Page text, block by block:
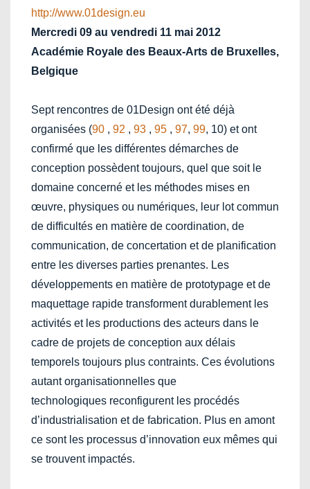
http://www.01design.eu
Mercredi 09 au vendredi 11 mai 2012
Académie Royale des Beaux-Arts de Bruxelles,
Belgique
Sept rencontres de 01Design ont été déjà
organisées (90 , 92 , 93 , 95 , 97, 99, 10) et ont
confirmé que les différentes démarches de
conception possèdent toujours, quel que soit le
domaine concerné et les méthodes mises en
œuvre, physiques ou numériques, leur lot commun
de difficultés en matière de coordination, de
communication, de concertation et de planification
entre les diverses parties prenantes. Les
développements en matière de prototypage et de
maquettage rapide transforment durablement les
activités et les productions des acteurs dans le
cadre de projets de conception aux délais
temporels toujours plus contraints. Ces évolutions
autant organisationnelles que
technologiques reconfigurent les procédés
d’industrialisation et de fabrication. Plus en amont
ce sont les processus d’innovation eux mêmes qui
se trouvent impactés.